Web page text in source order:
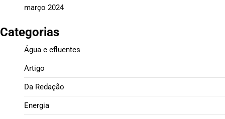
março 2024
Categorias
Água e efluentes
Artigo
Da Redação
Energia